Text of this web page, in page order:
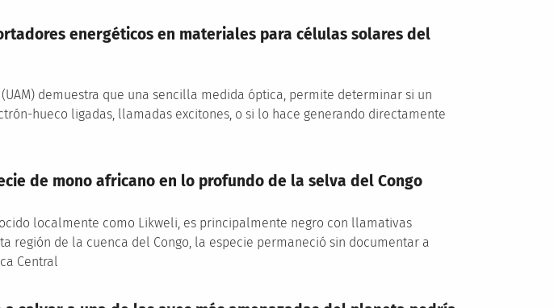
energéticos en materiales para células solares del
demuestra que una sencilla medida óptica, permite determinar si un
hueco ligadas, llamadas excitones, o si lo hace generando directamente
de mono africano en lo profundo de la selva del Congo
localmente como Likweli, es principalmente negro con llamativas
región de la cuenca del Congo, la especie permaneció sin documentar a
Central